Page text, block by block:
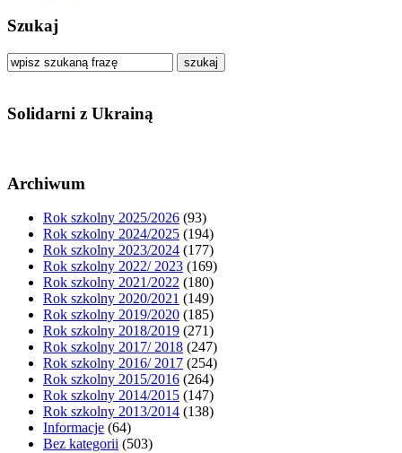
Szukaj
szukaj
Solidarni z Ukrainą
Archiwum
Rok szkolny 2025/2026 (93)
Rok szkolny 2024/2025 (194)
Rok szkolny 2023/2024 (177)
Rok szkolny 2022/ 2023 (169)
Rok szkolny 2021/2022 (180)
Rok szkolny 2020/2021 (149)
Rok szkolny 2019/2020 (185)
Rok szkolny 2018/2019 (271)
Rok szkolny 2017/ 2018 (247)
Rok szkolny 2016/ 2017 (254)
Rok szkolny 2015/2016 (264)
Rok szkolny 2014/2015 (147)
Rok szkolny 2013/2014 (138)
Informacje (64)
Bez kategorii (503)